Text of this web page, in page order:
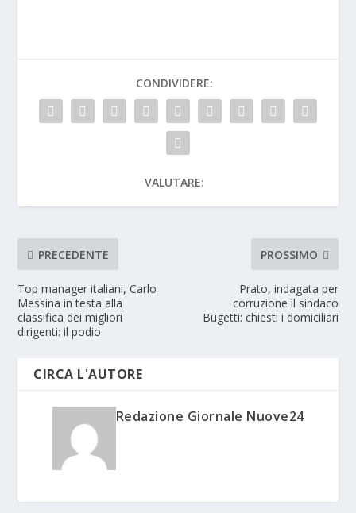
CONDIVIDERE:
VALUTARE:
PRECEDENTE
Top manager italiani, Carlo
Messina in testa alla
classifica dei migliori
dirigenti: il podio
PROSSIMO
Prato, indagata per
corruzione il sindaco
Bugetti: chiesti i domiciliari
CIRCA L'AUTORE
Redazione Giornale Nuove24